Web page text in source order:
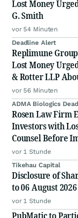
Lost Money
G. Smith
vor 54 Minuten
Deadline Alert
Replimune
Lost Money
& Rotter LLP
vor 56 Minuten
ADMA Biologics
Rosen Law Firm
Investors with
Counsel Before
Securities Class
ADMA
vor 1 Stunde
Tikehau Capital
Disclosure of
to 06 August 2026
vor 1 Stunde